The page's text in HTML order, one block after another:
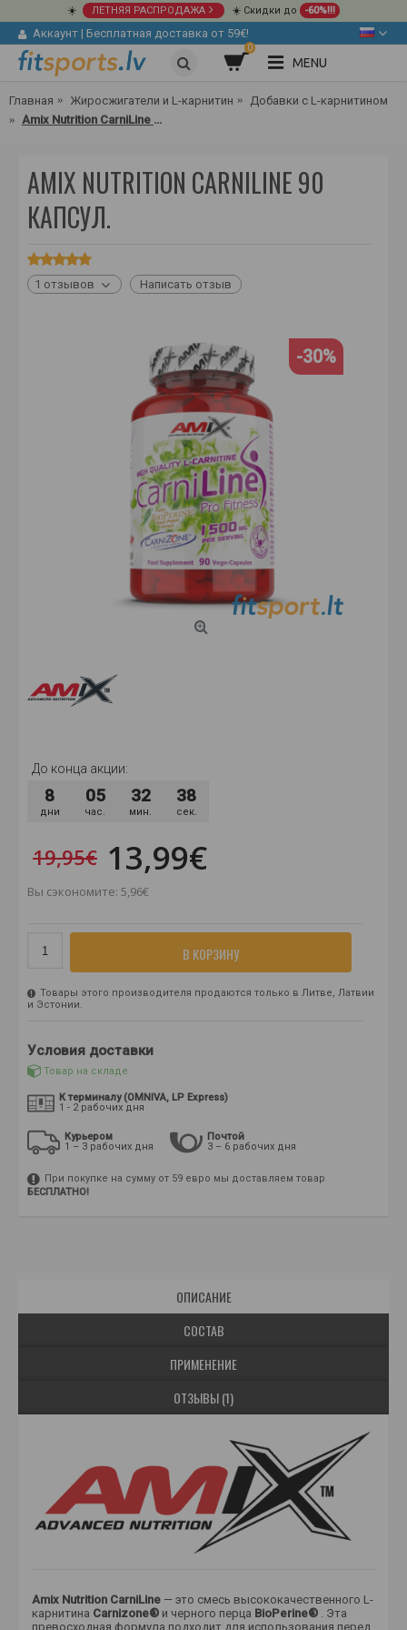
☀️ ЛЕТНЯЯ РАСПРОДАЖА ☀️ Скидки до -60%!!!
Аккаунт | Бесплатная доставка от 59€!
0
MENU
Главная Жиросжигатели и L-карнитин
Добавки с L-карнитином
Amix Nutrition CarniLine 90 капсул.
AMIX NUTRITION CARNILINE 90
КАПСУЛ.
1 отзывов Написать отзыв
-30%
До конца акции:
8
дни
05
час.
32
мин.
36
сек.
19,95€ 13,99€
Вы сэкономите: 5,96€
В КОРЗИНУ
Товары этого производителя продаются только в Литве, Латвии
и Эстонии.
Условия доставки
Товар на складе
К терминалу (OMNIVA, LP Express)
1 - 2 рабочих дня
Курьером
1 – 3 рабочих дня
Почтой
3 – 6 рабочих дня
При покупке на сумму от 59 евро мы доставляем товар
БЕСПЛАТНО!
ОПИСАНИЕ
СОСТАВ
ПРИМЕНЕНИЕ
ОТЗЫВЫ (1)
Amix Nutrition CarniLine — это смесь высококачественного L-
карнитина Carnizone® и черного перца BioPerine® . Эта
превосходная формула подходит для использования перед